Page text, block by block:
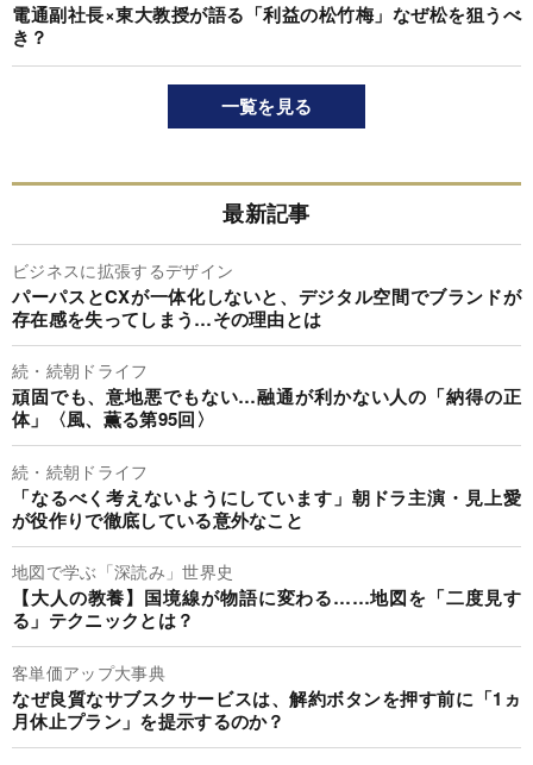
電通副社長×東大教授が語る「利益の松竹梅」なぜ松を狙うべ
き？
一覧を見る
最新記事
ビジネスに拡張するデザイン
パーパスとCXが一体化しないと、デジタル空間でブランドが
存在感を失ってしまう…その理由とは
続・続朝ドライフ
頑固でも、意地悪でもない…融通が利かない人の「納得の正
体」〈風、薫る第95回〉
続・続朝ドライフ
「なるべく考えないようにしています」朝ドラ主演・見上愛
が役作りで徹底している意外なこと
地図で学ぶ「深読み」世界史
【大人の教養】国境線が物語に変わる……地図を「二度見す
る」テクニックとは？
客単価アップ大事典
なぜ良質なサブスクサービスは、解約ボタンを押す前に「1ヵ
月休止プラン」を提示するのか？